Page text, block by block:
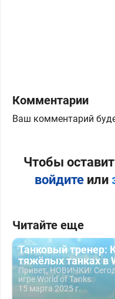
Комментарии
Ваш комментарий
Чтобы
войдитеили
Читайте еще
Танковый тренер:
тяжёлых танках в
Привет, НОВИЧКИ!
игре World of Tanks.
15 марта 2025 г.